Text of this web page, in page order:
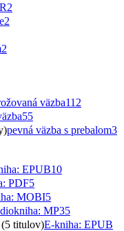
2
2
2
väzba112
55
pevná väzba s prebalom3
EPUB10
PDF5
MOBI5
MP35
titulov)E-kniha: EPUB